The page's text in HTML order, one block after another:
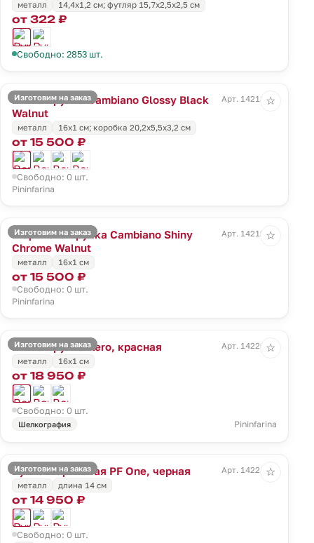
металл 14,4х1,2 см; футляр 15,7х2,5х2,5 см
от 322 ₽
Свободно: 2853 шт.
Изготовим на заказ
Вечная ручка Cambiano Glossy Black
Walnut
Арт. 14218.35
металл 16x1 cм; коробка 20,2х5,5х3,2 см
от 15 500 ₽
Свободно: 0 шт.
Pininfarina
☆
Изготовим на заказ
Шариковая ручка Cambiano Shiny
Chrome Walnut
Арт. 14219.10
металл 16x1 cм
от 15 500 ₽
Свободно: 0 шт.
Pininfarina
☆
Изготовим на заказ
Вечная ручка Aero, красная
Арт. 14220.50
металл
16x1 cм
от 18 950 ₽
Свободно: 0 шт.
Шелкография Pininfarina
☆
Изготовим на заказ
Ручка шариковая PF One, черная
Арт. 14221.30
металл
длина 14 см
от 14 950 ₽
Свободно: 0 шт.
☆